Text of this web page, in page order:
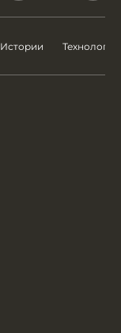
Истории Технологии